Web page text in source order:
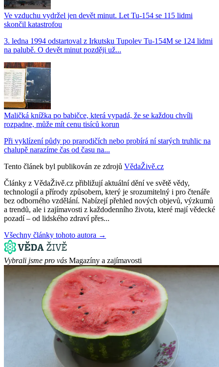
Ve vzduchu vydržel jen devět minut. Let Tu-154 se 115 lidmi
skončil katastrofou
3. ledna 1994 odstartoval z Irkutsku Tupolev Tu-154M se 124 lidmi
na palubě. O devět minut později už...
Maličká knížka po babičce, která vypadá, že se každou chvíli
rozpadne, může mít cenu tisíců korun
Při vyklízení půdy po prarodičích nebo probírá ní starých truhlic na
chalupě narazíme čas od času na...
Tento článek byl publikován ze zdrojů VědaŽivě.cz
Články z VědaŽivě.cz přibližují aktuální dění ve světě vědy,
technologií a přírody způsobem, který je srozumitelný i pro čtenáře
bez odborného vzdělání. Nabízejí přehled nových objevů, výzkumů
a trendů, ale i zajímavosti z každodenního života, které mají vědecké
pozadí – od lidského zdraví přes...
Všechny články tohoto autora →
Vybrali jsme pro vás Magazíny a zajímavosti